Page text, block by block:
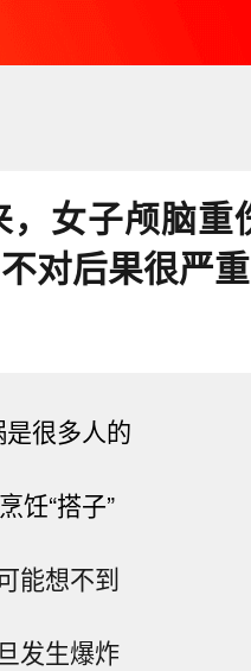
女子颅脑重
不对后果很严
很多人的
烹饪“搭子”
能想不到
发生爆炸